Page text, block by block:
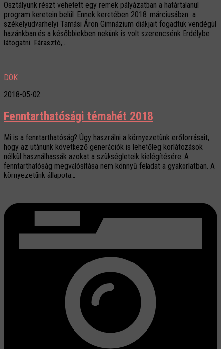
Osztályunk részt vehetett egy remek pályázatban a határtalanul
program keretein belül. Ennek keretében 2018. márciusában a
székelyudvarhelyi Tamási Áron Gimnázium diákjait fogadtuk vendégül
hazánkban és a későbbiekben nekünk is volt szerencsénk Erdélybe
látogatni. Fárasztó,...
DÖK
2018-05-02
Fenntarthatósági témahét 2018
Mi is a fenntarthatóság? Úgy használni a környezetünk erőforrásait,
hogy az utánunk következő generációk is lehetőleg korlátozások
nélkül használhassák azokat a szükségleteik kielégítésére. A
fenntarthatóság megvalósítása nem könnyű feladat a gyakorlatban. A
környezetünk állapota...